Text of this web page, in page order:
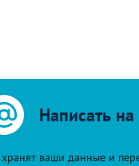
Написать на
ваши данные и